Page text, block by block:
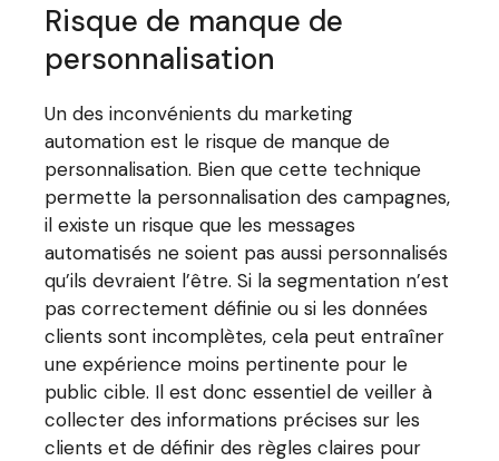
Risque de manque de
personnalisation
Un des inconvénients du marketing
automation est le risque de manque de
personnalisation. Bien que cette technique
permette la personnalisation des campagnes,
il existe un risque que les messages
automatisés ne soient pas aussi personnalisés
qu’ils devraient l’être. Si la segmentation n’est
pas correctement définie ou si les données
clients sont incomplètes, cela peut entraîner
une expérience moins pertinente pour le
public cible. Il est donc essentiel de veiller à
collecter des informations précises sur les
clients et de définir des règles claires pour